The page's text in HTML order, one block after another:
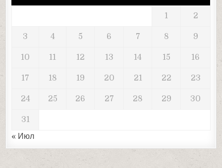
1 2
3 4 5 6 7 8 9
10 11 12 13 14 15 16
17 18 19 20 21 22 23
24 25 26 27 28 29 30
31
« Июл